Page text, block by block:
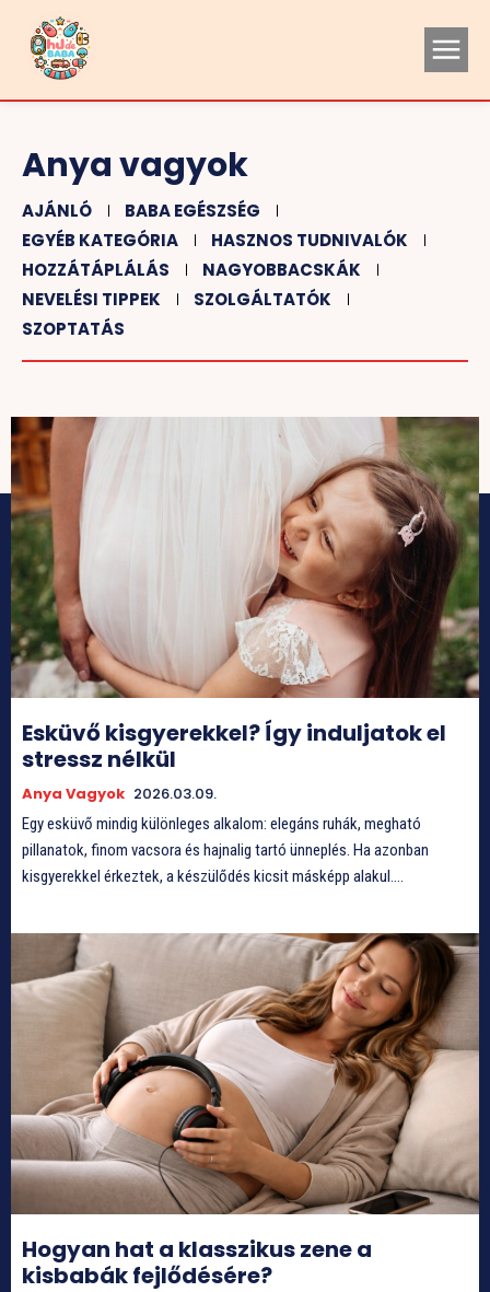
Anya vagyok
AJÁNLÓ
BABA EGÉSZSÉG
EGYÉB KATEGÓRIA
HASZNOS TUDNIVALÓK
HOZZÁTÁPLÁLÁS
NAGYOBBACSKÁK
NEVELÉSI TIPPEK
SZOLGÁLTATÓK
SZOPTATÁS
Esküvő kisgyerekkel? Így induljatok el
stressz nélkül
Anya Vagyok 2026.03.09.
Egy esküvő mindig különleges alkalom: elegáns ruhák, megható
pillanatok, finom vacsora és hajnalig tartó ünneplés. Ha azonban
kisgyerekkel érkeztek, a készülődés kicsit másképp alakul....
Hogyan hat a klasszikus zene a
kisbabák fejlődésére?